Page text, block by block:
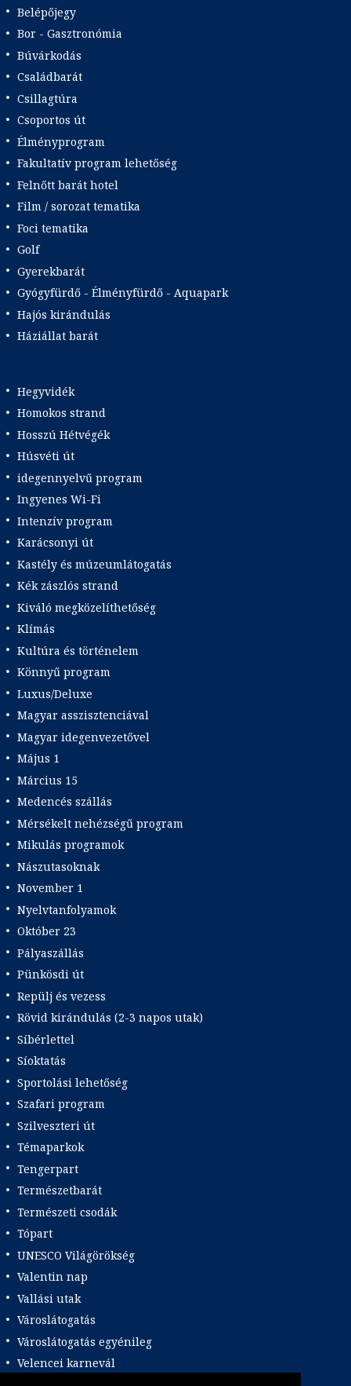
Belépőjegy
Bor - Gasztronómia
Búvárkodás
Családbarát
Csillagtúra
Csoportos út
Élményprogram
Fakultatív program lehetőség
Felnőtt barát hotel
Film / sorozat tematika
Foci tematika
Golf
Gyerekbarát
Gyógyfürdő - Élményfürdő - Aquapark
Hajós kirándulás
Háziállat barát
Hegyvidék
Homokos strand
Hosszú Hétvégék
Húsvéti út
idegennyelvű program
Ingyenes Wi-Fi
Intenzív program
Karácsonyi út
Kastély és múzeumlátogatás
Kék zászlós strand
Kiváló megközelíthetőség
Klímás
Kultúra és történelem
Könnyű program
Luxus/Deluxe
Magyar asszisztenciával
Magyar idegenvezetővel
Május 1
Március 15
Medencés szállás
Mérsékelt nehézségű program
Mikulás programok
Nászutasoknak
November 1
Nyelvtanfolyamok
Október 23
Pályaszállás
Pünkösdi út
Repülj és vezess
Rövid kirándulás (2-3 napos utak)
Síbérlettel
Síoktatás
Sportolási lehetőség
Szafari program
Szilveszteri út
Témaparkok
Tengerpart
Természetbarát
Természeti csodák
Tópart
UNESCO Világörökség
Valentin nap
Vallási utak
Városlátogatás
Városlátogatás egyénileg
Velencei karnevál